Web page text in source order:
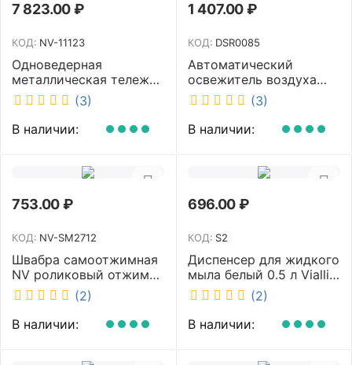
7 823.00₽
КОД: NV-11123
Одноведерная
металлическая тележка
с отжимом и корзинкой
под химию NV 23 л NV-
11123
(3)
В наличии:
1 407.00₽
КОД: DSR0085
Автоматический
освежитель воздуха
DISCOVER белый
DSR0085
(3)
В наличии:
753.00₽
КОД: NV-SM2712
Швабра самоотжимная
NV роликовый отжим
насадка PVA 27 см
телескопическая
рукоятка 70-125 см NV-
SM2712
(2)
В наличии:
696.00₽
КОД: S2
Диспенсер для жидкого
мыла белый 0.5 л Vialli
S2
(2)
В наличии: